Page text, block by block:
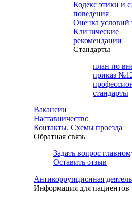
Кодекс этики и
поведения
Оценка условий
Клинические
рекомендации
Cтандарты
план по
приказ
стандарты
Вакансии
Наставничество
Контакты. Схемы проезда
Обратная связь
Задать вопрос
Оставить отзыв
Антикоррупционная
Информация для пациентов